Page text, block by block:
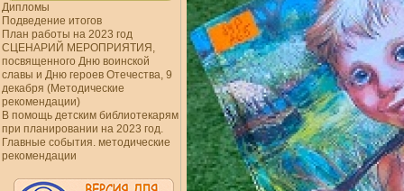
Дипломы
Подведение итогов
План работы на 2023 год
СЦЕНАРИЙ МЕРОПРИЯТИЯ,
посвященного Дню воинской
славы и Дню героев Отечества, 9
декабря (Методические
рекомендации)
В помощь детским библиотекарям
при планировании на 2023 год.
Главные события. методические
рекомендации